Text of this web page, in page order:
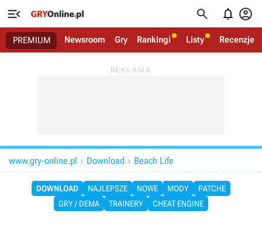
   
PREMIUM Newsroom Gry Rankingi Listy Recenzje
www.gry-online.pl  Download  Beach Life
DOWNLOAD NAJLEPSZE NOWE MODY
PATCHE
GRY / DEMA
TRAINERY CHEAT ENGINE